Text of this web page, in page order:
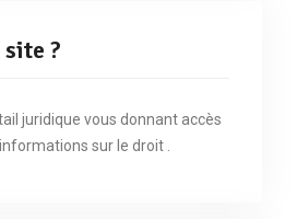
?
juridique vous donnant accès
sur le droit .